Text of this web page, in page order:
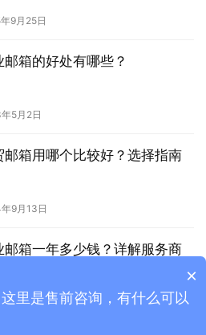
9月25日
邮箱的好处有哪些？
5月2日
邮箱用哪个比较好？选择指南
9月13日
邮箱一年多少钱？详解服务商
10月30日
×
里是售前咨询，有什么可以